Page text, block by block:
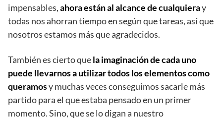
impensables,ahora están al alcance de cualquieray
todas nos ahorran tiempo en según que tareas, así que
nosotros estamos más que agradecidos.
También es cierto quela imaginación de cada uno
puede llevarnos a utilizar todos los elementos como
queramosy muchas veces conseguimos sacarle más
partido para el que estaba pensado en un primer
momento. Sino, que se lo digan a nuestro